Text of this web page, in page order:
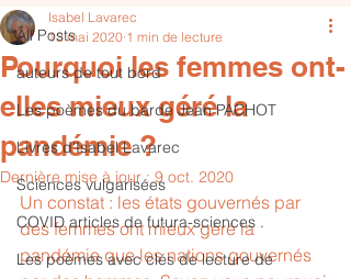
All Posts
auteurs de tout bord
Les poèmes du barde Jean PACHOT
Livres d'Isabel Lavarec
Sciences vulgarisées
COVID articles de futura-sciences .
Les poèmes avec clés de lecture de
Pourquoi les femmes ont-
elles mieux géré la
pandémie ?
Isabel Lavarec
13 mai 2020 1 min de lecture
Dernière mise à jour :9 oct. 2020
Un constat : les états gouvernés par
des femmes ont mieux géré la
pandémie que les nations gouvernés